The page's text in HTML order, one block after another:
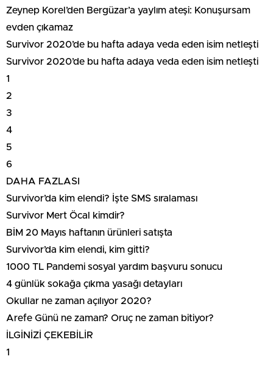
Zeynep Korel’den Bergüzar’a yaylım ateşi: Konuşursam
evden çıkamaz
Survivor 2020’de bu hafta adaya veda eden isim netleşti
Survivor 2020’de bu hafta adaya veda eden isim netleşti
1
2
3
4
5
6
DAHA FAZLASI
Survivor’da kim elendi? İşte SMS sıralaması
Survivor Mert Öcal kimdir?
BİM 20 Mayıs haftanın ürünleri satışta
Survivor’da kim elendi, kim gitti?
1000 TL Pandemi sosyal yardım başvuru sonucu
4 günlük sokağa çıkma yasağı detayları
Okullar ne zaman açılıyor 2020?
Arefe Günü ne zaman? Oruç ne zaman bitiyor?
İLGİNİZİ ÇEKEBİLİR
1